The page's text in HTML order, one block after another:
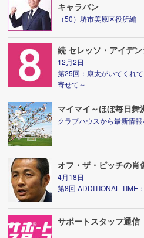
キャラバン
（50）堺市美原区役所編
続 セレッソ・アイデ
12月2日
第25回：康太がいてくれ
寄せて～
マイマイ～ほぼ毎日舞
クラブハウスから最新情
オフ・ザ・ピッチの肖
4月18日
第8回 ADDITIONAL TIME
サポートスタッフ通信